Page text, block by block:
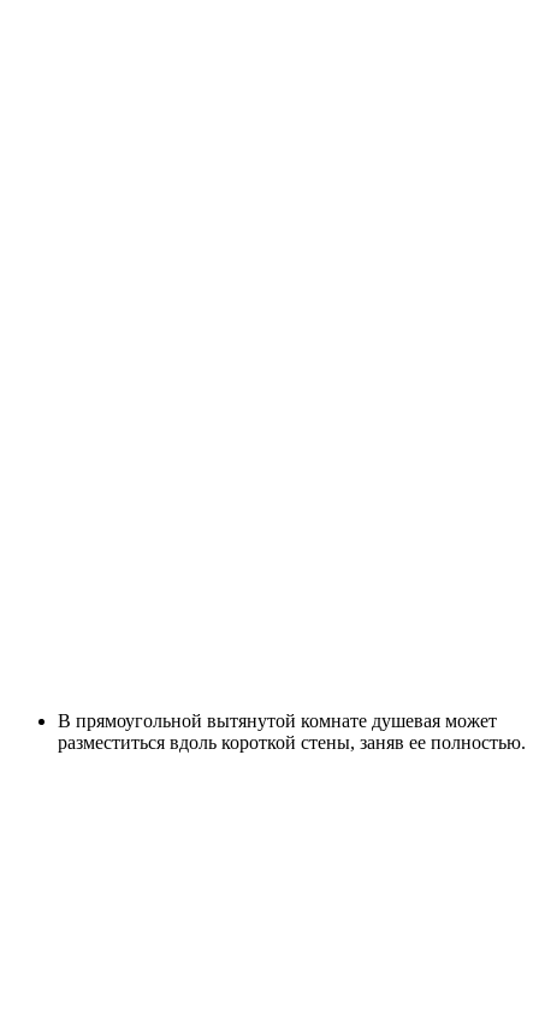
В прямоугольной вытянутой комнате душевая может
разместиться вдоль короткой стены, заняв ее полностью.